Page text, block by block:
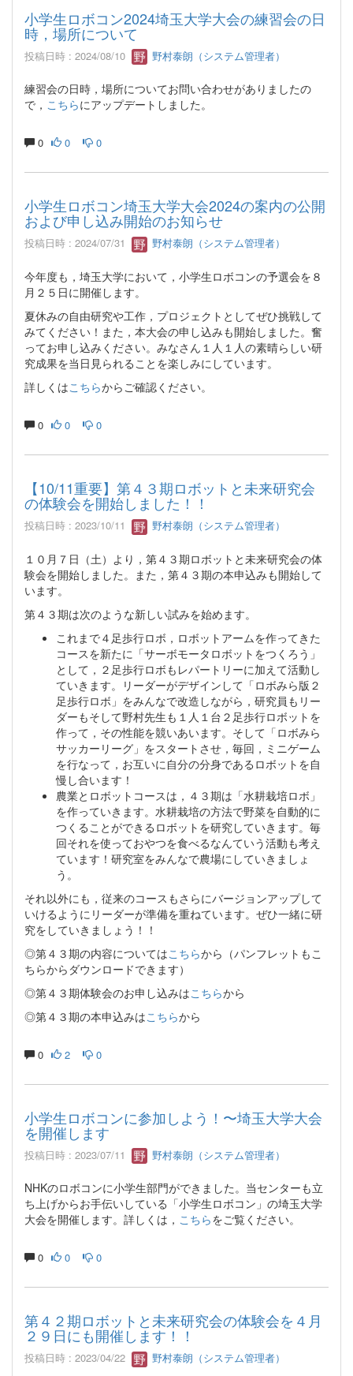
小学生ロボコン2024埼玉大学大会の練習会の日
時，場所について
投稿日時 : 2024/08/10 野村泰朗（システム管理者）
練習会の日時，場所についてお問い合わせがありましたの
で， こちらにアップデートしました。
0 0 0
小学生ロボコン埼玉大学大会2024の案内の公開
および申し込み開始のお知らせ
投稿日時 : 2024/07/31 野村泰朗（システム管理者）
今年度も，埼玉大学において，小学生ロボコンの予選会を８
月２５日に開催します。
夏休みの自由研究や工作，プロジェクトとしてぜひ挑戦して
みてください！また，本大会の申し込みも開始しました。奮
ってお申し込みください。みなさん１人１人の素晴らしい研
究成果を当日見られることを楽しみにしています。
詳しくはこちらからご確認ください。
0 0 0
【10/11重要】第４３期ロボットと未来研究会
の体験会を開始しました！！
投稿日時 : 2023/10/11 野村泰朗（システム管理者）
１０月７日（土）より，第４３期ロボットと未来研究会の体
験会を開始しました。また，第４３期の本申込みも開始して
います。
第４３期は次のような新しい試みを始めます。
これまで４足歩行ロボ，ロボットアームを作ってきた
コースを新たに「サーボモータロボットをつくろう」
として，２足歩行ロボもレパートリーに加えて活動し
ていきます。リーダーがデザインして「ロボみら版２
足歩行ロボ」をみんなで改造しながら，研究員もリー
ダーもそして野村先生も１人１台２足歩行ロボットを
作って，その性能を競いあいます。そして「ロボみら
サッカーリーグ」をスタートさせ，毎回，ミニゲーム
を行なって，お互いに自分の分身であるロボットを自
慢し合います！
農業とロボットコースは，４３期は「水耕栽培ロボ」
を作っていきます。水耕栽培の方法で野菜を自動的に
つくることができるロボットを研究していきます。毎
回それを使っておやつを食べるなんていう活動も考え
ています！研究室をみんなで農場にしていきましょ
う。
それ以外にも，従来のコースもさらにバージョンアップして
いけるようにリーダーが準備を重ねています。ぜひ一緒に研
究をしていきましょう！！
◎第４３期の内容についてはこちらから（パンフレットもこ
ちらからダウンロードできます）
◎第４３期体験会のお申し込みはこちらから
◎第４３期の本申込みはこちらから
0 2 0
小学生ロボコンに参加しよう！〜埼玉大学大会
を開催します
投稿日時 : 2023/07/11 野村泰朗（システム管理者）
NHKのロボコンに小学生部門ができました。当センターも立
ち上げからお手伝いしている「小学生ロボコン」の埼玉大学
大会を開催します。詳しくは， こちらをご覧ください。
0 0 0
第４２期ロボットと未来研究会の体験会を４月
２９日にも開催します！！
投稿日時 : 2023/04/22 野村泰朗（システム管理者）